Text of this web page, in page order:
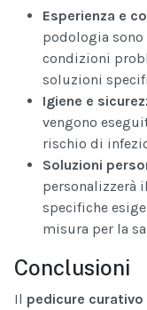
Esperienza e
podologia
condizioni
soluzioni
Igiene e
vengono
rischio di
Soluzioni
personalizzerà
specifiche
misura per la
Conclusioni
Il pedicure